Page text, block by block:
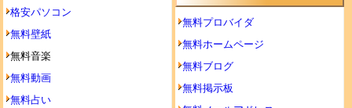
格安パソコン
無料壁紙
無料音楽
無料動画
無料占い
無料プロバイダ
無料ホームページ
無料ブログ
無料掲示板